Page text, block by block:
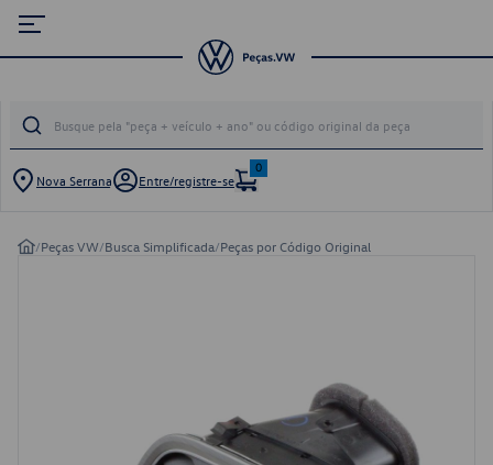
Nova Serrana Entre/registre-se
0
/Peças VW/Busca Simplificada/Peças por Código Original